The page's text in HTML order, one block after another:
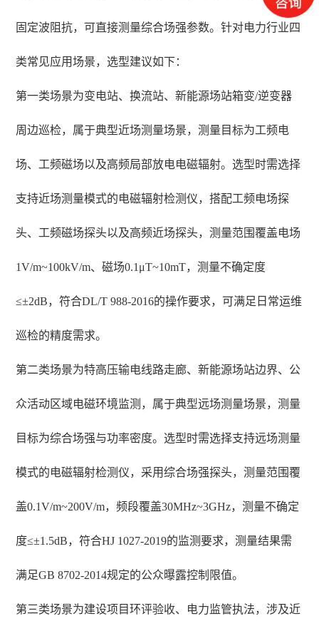
固定波阻抗，可直接测量综合场强参数。针对电力行业四
类常见应用场景，选型建议如下：
第一类场景为变电站、换流站、新能源场站箱变/逆变器
周边巡检，属于典型近场测量场景，测量目标为工频电
场、工频磁场以及高频局部放电电磁辐射。选型时需选择
支持近场测量模式的电磁辐射检测仪，搭配工频电场探
头、工频磁场探头以及高频近场探头，测量范围覆盖电场
1V/m~100kV/m、磁场0.1μT~10mT，测量不确定度
≤±2dB，符合DL/T 988-2016的操作要求，可满足日常运维
巡检的精度需求。
第二类场景为特高压输电线路走廊、新能源场站边界、公
众活动区域电磁环境监测，属于典型远场测量场景，测量
目标为综合场强与功率密度。选型时需选择支持远场测量
模式的电磁辐射检测仪，采用综合场强探头，测量范围覆
盖0.1V/m~200V/m，频段覆盖30MHz~3GHz，测量不确定
度≤±1.5dB，符合HJ 1027-2019的监测要求，测量结果需
满足GB 8702-2014规定的公众曝露控制限值。
第三类场景为建设项目环评验收、电力监管执法，涉及近